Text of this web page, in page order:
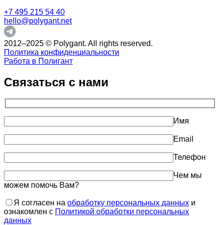
+7 495 215 54 40
hello@polygant.net
2012–2025 © Polygant. All rights reserved.
Политика конфиденциальности
Работа в Полигант
Связаться с нами
Имя
Email
Телефон
Чем мы
можем помочь Вам?
Я согласен на обработку персональных данных и
ознакомлен с Политикой обработки персональных
данных